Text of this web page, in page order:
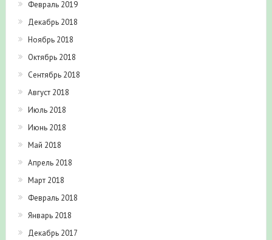
Февраль 2019
Декабрь 2018
Ноябрь 2018
Октябрь 2018
Сентябрь 2018
Август 2018
Июль 2018
Июнь 2018
Май 2018
Апрель 2018
Март 2018
Февраль 2018
Январь 2018
Декабрь 2017